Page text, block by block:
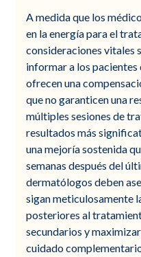
A medida que los
en la energía para el
consideraciones vitales
informar a los
ofrecen una
que no garanticen una
múltiples sesiones de
resultados más
una mejoría sostenida
semanas después del
dermatólogos deben
sigan meticulosamente
posteriores al
secundarios y
cuidado